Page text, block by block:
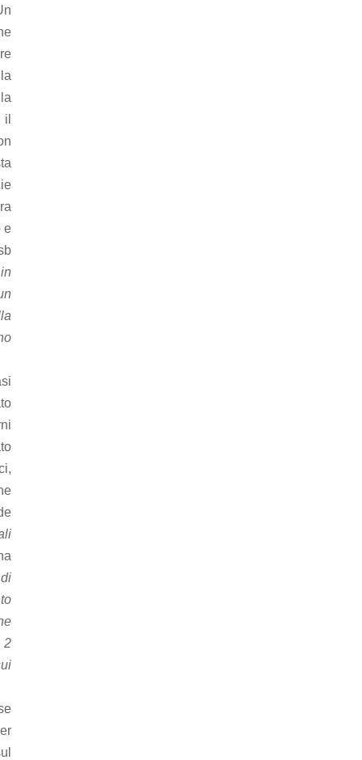
e
2